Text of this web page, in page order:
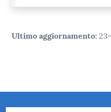
Ultimo aggiornamento: